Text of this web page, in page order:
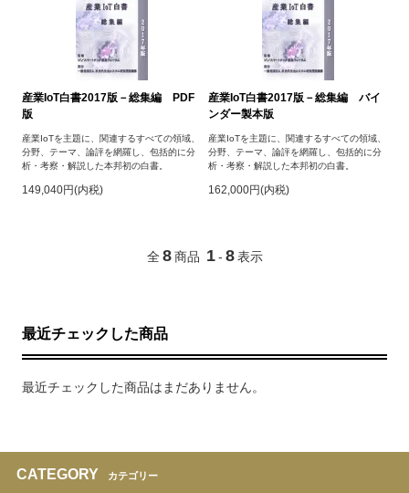
産業IoT白書2017版－総集編 PDF
版
産業IoTを主題に、関連するすべての領域、
分野、テーマ、論評を網羅し、包括的に分
析・考察・解説した本邦初の白書。
149,040円(内税)
産業IoT白書2017版－総集編 バイ
ンダー製本版
産業IoTを主題に、関連するすべての領域、
分野、テーマ、論評を網羅し、包括的に分
析・考察・解説した本邦初の白書。
162,000円(内税)
全 8 商品 1 - 8 表示
最近チェックした商品
最近チェックした商品はまだありません。
CATEGORY カテゴリー